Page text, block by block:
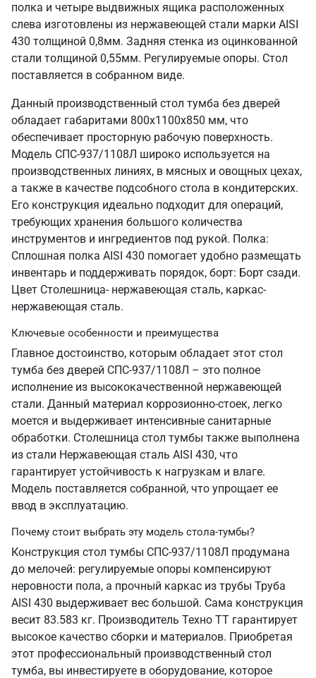
полка и четыре выдвижных ящика расположенных
слева изготовлены из нержавеющей стали марки AISI
430 толщиной 0,8мм. Задняя стенка из оцинкованной
стали толщиной 0,55мм. Регулируемые опоры. Стол
поставляется в собранном виде.
Данный производственный стол тумба без дверей
обладает габаритами 800х1100х850 мм, что
обеспечивает просторную рабочую поверхность.
Модель СПС-937/1108Л широко используется на
производственных линиях, в мясных и овощных цехах,
а также в качестве подсобного стола в кондитерских.
Его конструкция идеально подходит для операций,
требующих хранения большого количества
инструментов и ингредиентов под рукой. Полка:
Сплошная полка AISI 430 помогает удобно размещать
инвентарь и поддерживать порядок, борт: Борт сзади.
Цвет Столешница- нержавеющая сталь, каркас-
нержавеющая сталь.
Ключевые особенности и преимущества
Главное достоинство, которым обладает этот стол
тумба без дверей СПС-937/1108Л – это полное
исполнение из высококачественной нержавеющей
стали. Данный материал коррозионно-стоек, легко
моется и выдерживает интенсивные санитарные
обработки. Столешница стол тумбы также выполнена
из стали Нержавеющая сталь AISI 430, что
гарантирует устойчивость к нагрузкам и влаге.
Модель поставляется собранной, что упрощает ее
ввод в эксплуатацию.
Почему стоит выбрать эту модель стола-тумбы?
Конструкция стол тумбы СПС-937/1108Л продумана
до мелочей: регулируемые опоры компенсируют
неровности пола, а прочный каркас из трубы Труба
AISI 430 выдерживает вес большой. Сама конструкция
весит 83.583 кг. Производитель Техно ТТ гарантирует
высокое качество сборки и материалов. Приобретая
этот профессиональный производственный стол
тумба, вы инвестируете в оборудование, которое